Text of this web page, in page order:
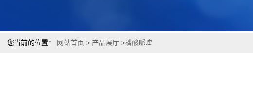
您当前的位置： 网站首页 > 产品展厅 >磷酸哌喹